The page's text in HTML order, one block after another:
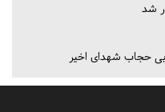
شد
بی حجاب شهدای اخیر